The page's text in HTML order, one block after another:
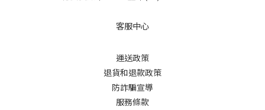
客服中心
運送政策
退貨和退款政策
防詐騙宣導
服務條款